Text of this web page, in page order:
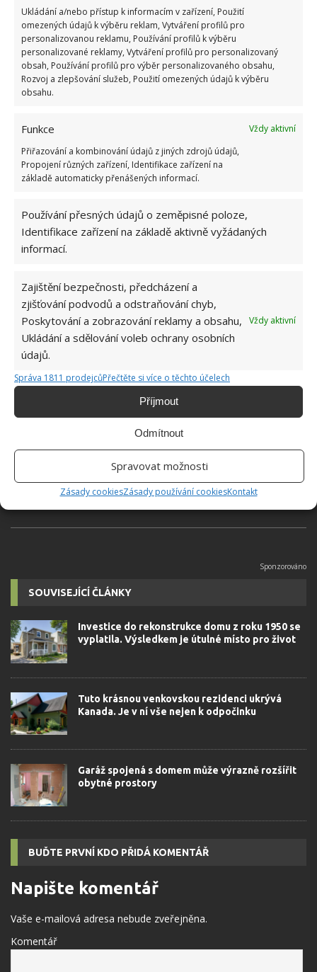
Ukládání a/nebo přístup k informacím v zařízení, Použití
omezených údajů k výběru reklam, Vytváření profilů pro
personalizovanou reklamu, Používání profilů k výběru
personalizované reklamy, Vytváření profilů pro personalizovaný
obsah, Používání profilů pro výběr personalizovaného obsahu,
Rozvoj a zlepšování služeb, Použití omezených údajů k výběru
obsahu.
Funkce
Vždy aktivní
Přiřazování a kombinování údajů z jiných zdrojů údajů,
Propojení různých zařízení, Identifikace zařízení na
základě automaticky přenášených informací.
Používání přesných údajů o zeměpisné poloze,
Identifikace zařízení na základě aktivně vyžádaných
informací.
Zajištění bezpečnosti, předcházení a
zjišťování podvodů a odstraňování chyb,
Poskytování a zobrazování reklamy a obsahu,
Ukládání a sdělování voleb ochrany osobních
údajů.
Vždy aktivní
Správa 1811 prodejcůPřečtěte si více o těchto účelech
Příjmout
Odmítnout
Spravovat možnosti
Zásady cookiesZásady používání cookiesKontakt
INTERIÉR KUCHYNĚ RENOVACE
Přidejte svůj názor
KOMENTOVAT
Jiří Kolář
Absolvent České zemědělské
univerzity, který je již od malička
velkým kutilem. V podstatě vše, co je
SOUVISEJÍCÍ ČLÁNKY
Investice do rekonstrukce domu z roku 1950 se
vyplatila. Výsledkem je útulné místo pro život
Tuto krásnou venkovskou rezidenci ukrývá
Kanada. Je v ní vše nejen k odpočinku
Garáž spojená s domem může výrazně rozšířit
obytné prostory
BUĎTE PRVNÍ KDO PŘIDÁ KOMENTÁŘ
Napište komentář
Vaše e-mailová adresa nebude zveřejněna.
Komentář